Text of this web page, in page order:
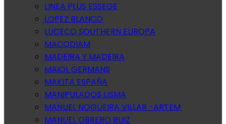
LINEA PLUS ESSEGE
LOPEZ BLANCO
LUCECO SOUTHERN EUROPA
MACODIAM
MADEIRA Y MADEIRA
MAIOL GERMANS
MAKITA ESPAÑA
MANIPULADOS LISMA
MANUEL NOGUEIRA VILLAR -ARTEM
MANUEL OBRERO RUIZ